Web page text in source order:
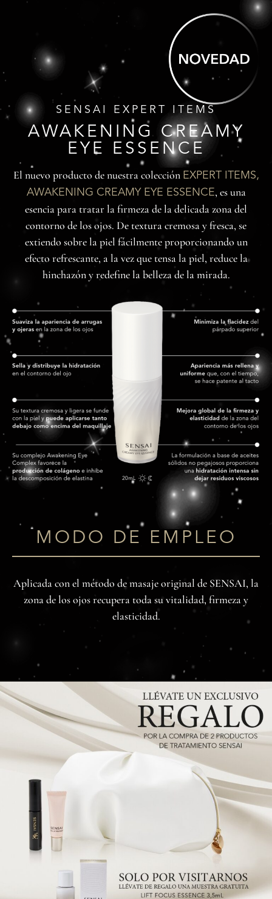
SENSAI EXPERT ITEMS
AWAKENING CREAMY
EYE ESSENCE
El nuevo producto de nuestra colección EXPERT ITEMS,
AWAKENING CREAMY EYE ESSENCE, es una
esencia para tratar la firmeza de la delicada zona del
contorno de los ojos. De textura cremosa y fresca, se
extiendo sobre la piel fácilmente proporcionando un
efecto refrescante, a la vez que tensa la piel, reduce la
hinchazón y redefine la belleza de la mirada.
MODO DE EMPLEO
Aplicada con el método de masaje original de SENSAI, la
zona de los ojos recupera toda su vitalidad, firmeza y
elasticidad.